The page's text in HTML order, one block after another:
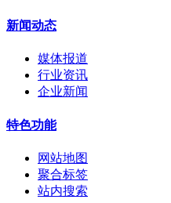
新闻动态
媒体报道
行业资讯
企业新闻
特色功能
网站地图
聚合标签
站内搜索